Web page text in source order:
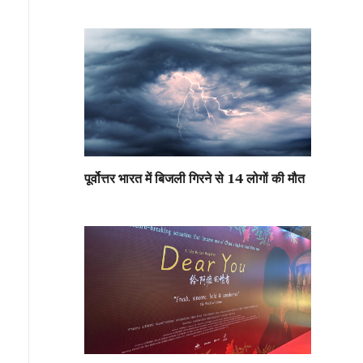
एलिवेटेड ब्रिज के खंभे बोस्टन आइवी की परतों से ढके हुए हैं, जो
पूर्वोत्तर भारत में बिजली गिरने से 14 लोगों की मौत